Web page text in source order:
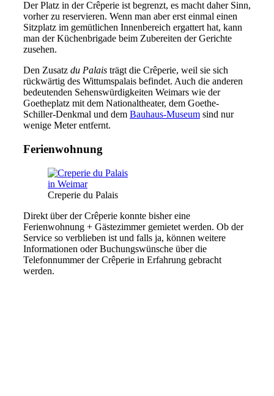
Der Platz in der Crêperie ist begrenzt, es macht daher Sinn,
vorher zu reservieren. Wenn man aber erst einmal einen
Sitzplatz im gemütlichen Innenbereich ergattert hat, kann
man der Küchenbrigade beim Zubereiten der Gerichte
zusehen.
Den Zusatz du Palais trägt die Crêperie, weil sie sich
rückwärtig des Wittumspalais befindet. Auch die anderen
bedeutenden Sehenswürdigkeiten Weimars wie der
Goetheplatz mit dem Nationaltheater, dem Goethe-
Schiller-Denkmal und dem Bauhaus-Museum sind nur
wenige Meter entfernt.
Ferienwohnung
Creperie du Palais
Direkt über der Crêperie konnte bisher eine
Ferienwohnung + Gästezimmer gemietet werden. Ob der
Service so verblieben ist und falls ja, können weitere
Informationen oder Buchungswünsche über die
Telefonnummer der Crêperie in Erfahrung gebracht
werden.